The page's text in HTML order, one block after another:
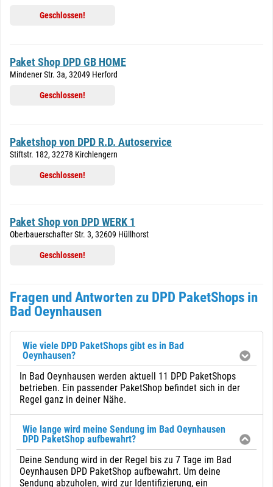
Geschlossen!
Paket Shop DPD GB HOME
Mindener Str. 3a, 32049 Herford
Geschlossen!
Paketshop von DPD R.D. Autoservice
Stiftstr. 182, 32278 Kirchlengern
Geschlossen!
Paket Shop von DPD WERK 1
Oberbauerschafter Str. 3, 32609 Hüllhorst
Geschlossen!
Fragen und Antworten zu DPD PaketShops in
Bad Oeynhausen
Wie viele DPD PaketShops gibt es in Bad
Oeynhausen?
In Bad Oeynhausen werden aktuell 11 DPD PaketShops
betrieben. Ein passender PaketShop befindet sich in der
Regel ganz in deiner Nähe.
Wie lange wird meine Sendung im Bad Oeynhausen
DPD PaketShop aufbewahrt?
Deine Sendung wird in der Regel bis zu 7 Tage im Bad
Oeynhausen DPD PaketShop aufbewahrt. Um deine
Sendung abzuholen, wird zur Identifizierung, ein